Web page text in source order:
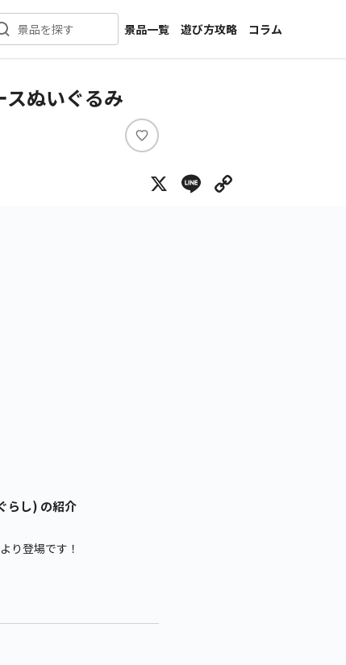
景品を探す
景品一覧
新着景品
メーカー一覧
遊び方攻略
コラム
インタビュー
スぬいぐるみ
い
ね
X Line
らし) の紹介
り登場です！